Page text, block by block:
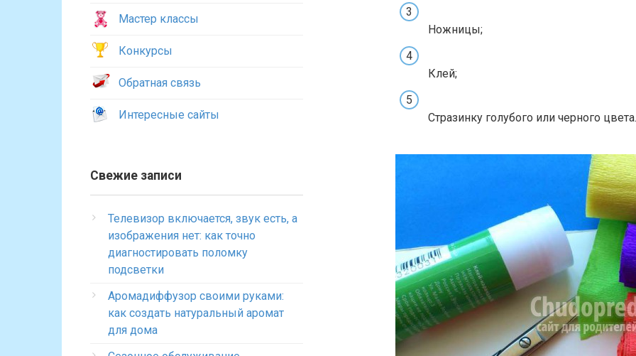
Ножницы;
Клей;
Стразинку голубого или черного цвета.
Мастер классы
Конкурсы
Обратная связь
Интересные сайты
Свежие записи
Телевизор включается, звук есть, а
изображения нет: как точно
диагностировать поломку
подсветки
Аромадиффузор своими руками:
как создать натуральный аромат
для дома